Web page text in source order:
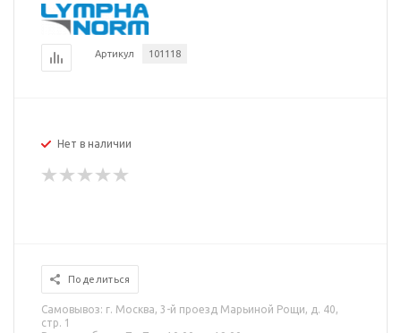
Артикул 101118
Нет в наличии
Поделиться
Самовывоз: г. Москва, 3-й проезд Марьиной Рощи, д. 40,
стр. 1